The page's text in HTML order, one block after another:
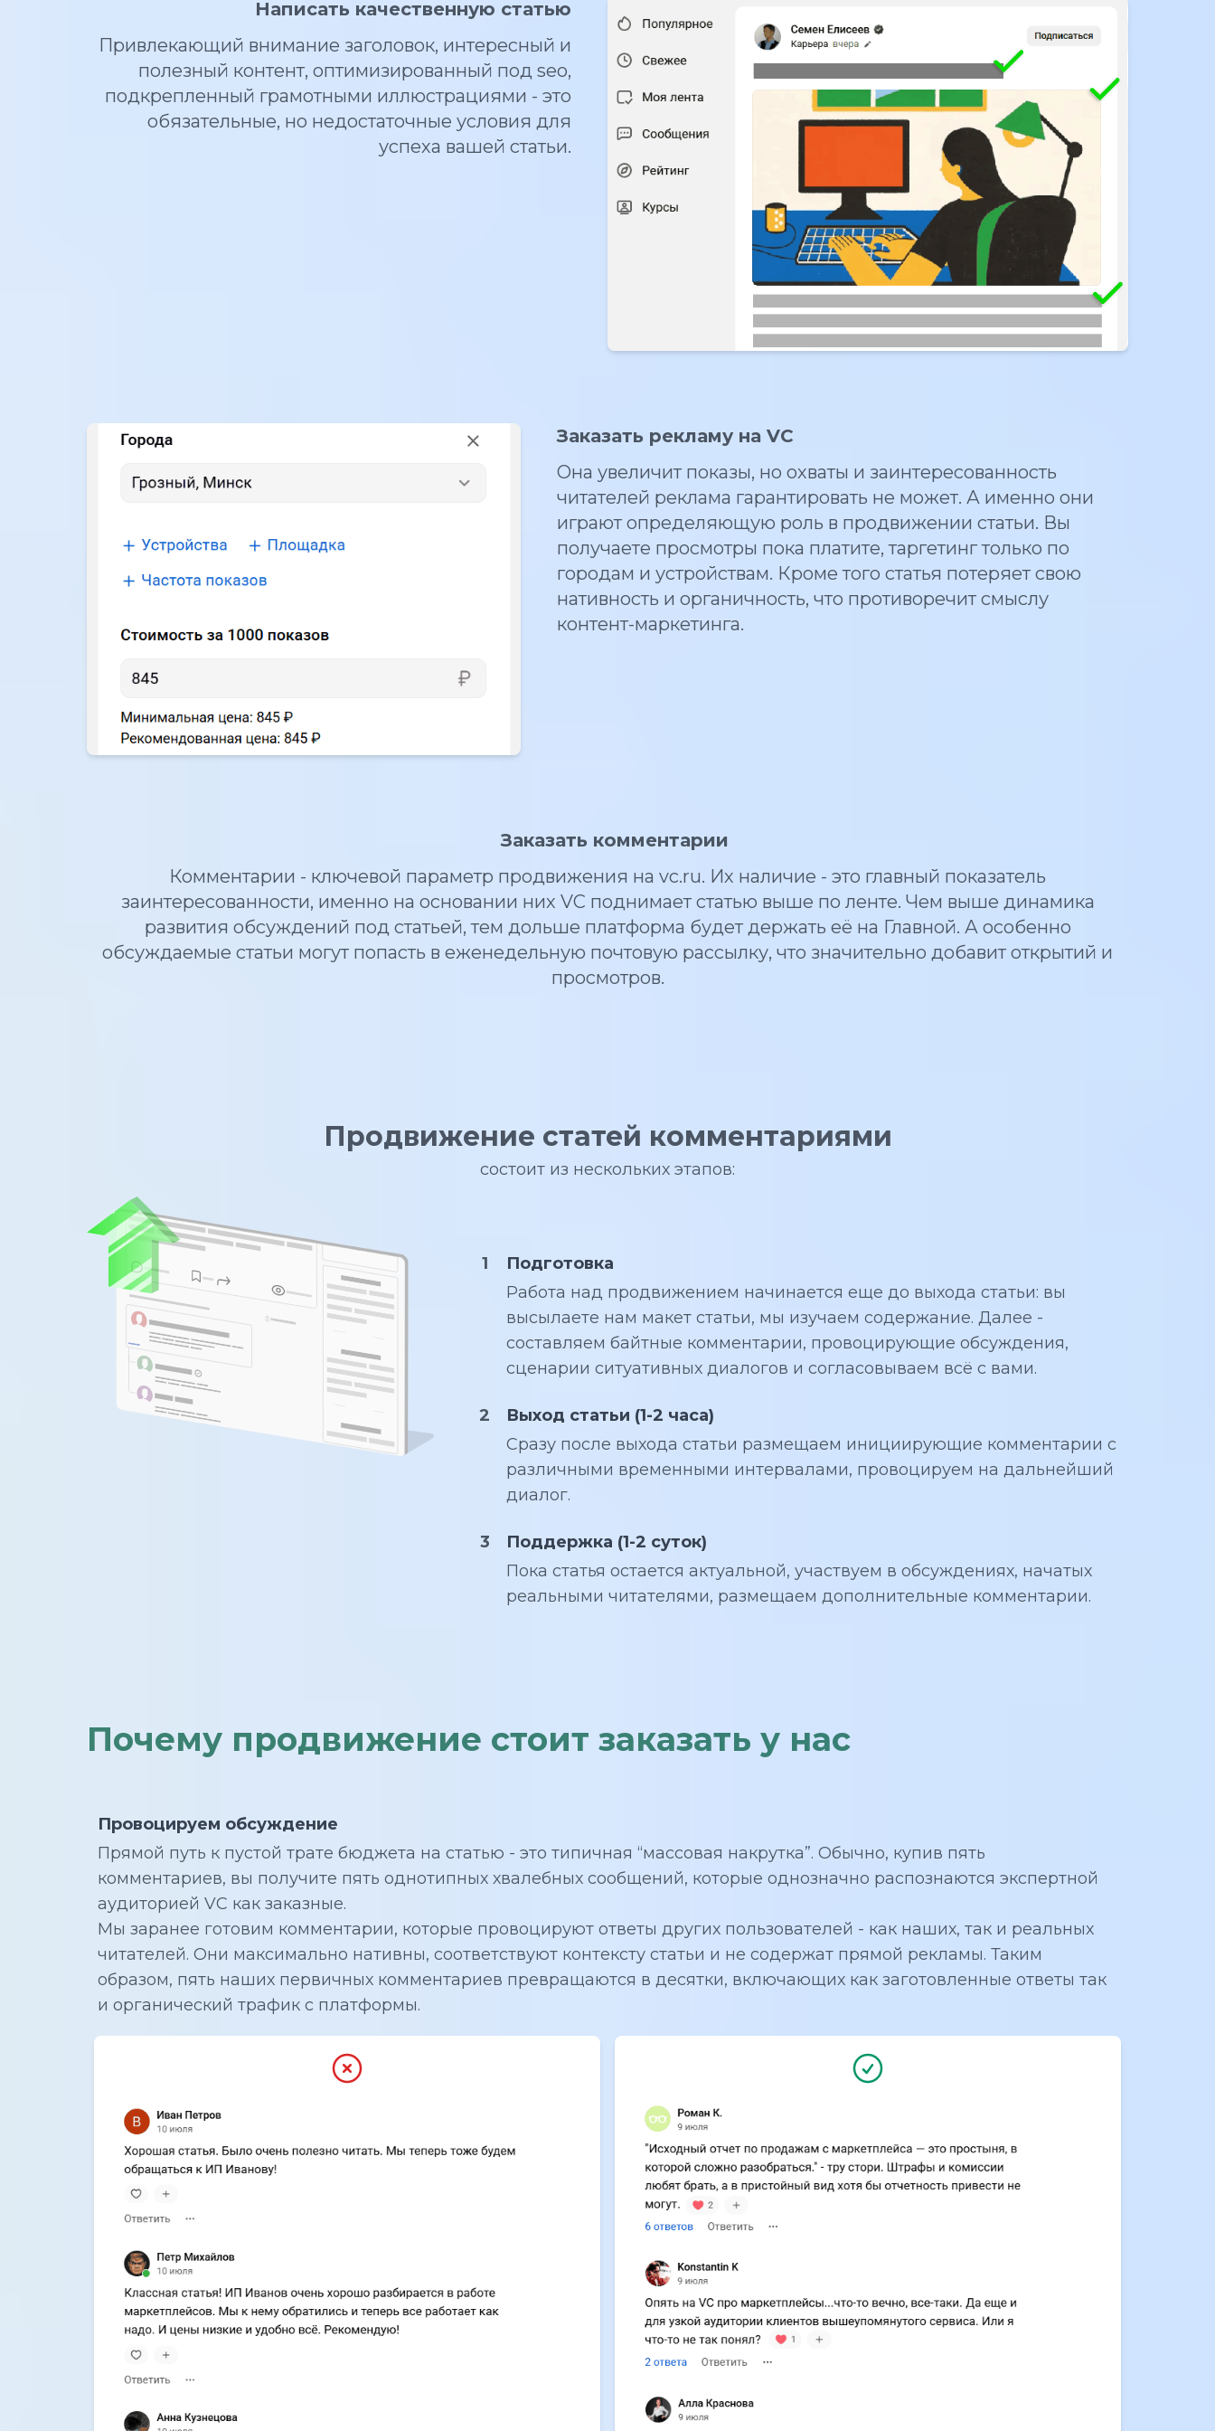
Написать качественную статью
Привлекающий внимание заголовок, интересный и
полезный контент, оптимизированный под seo,
подкрепленный грамотными иллюстрациями - это
обязательные, но недостаточные условия для
успеха вашей статьи.
Заказать рекламу на VC
Она увеличит показы, но охваты и заинтересованность
читателей реклама гарантировать не может. А именно они
играют определяющую роль в продвижении статьи. Вы
получаете просмотры пока платите, таргетинг только по
городам и устройствам. Кроме того статья потеряет свою
нативность и органичность, что противоречит смыслу
контент-маркетинга.
Заказать комментарии
Комментарии - ключевой параметр продвижения на vc.ru. Их наличие - это главный показатель
заинтересованности, именно на основании них VC поднимает статью выше по ленте. Чем выше динамика
развития обсуждений под статьей, тем дольше платформа будет держать её на Главной. А особенно
обсуждаемые статьи могут попасть в еженедельную почтовую рассылку, что значительно добавит открытий и
просмотров.
Продвижение статей комментариями
состоит из нескольких этапов:
Подготовка
Работа над продвижением начинается еще до выхода статьи: вы
высылаете нам макет статьи, мы изучаем содержание. Далее -
составляем байтные комментарии, провоцирующие обсуждения,
сценарии ситуативных диалогов и согласовываем всё с вами.
Выход статьи (1-2 часа)
Сразу после выхода статьи размещаем инициирующие комментарии с
различными временными интервалами, провоцируем на дальнейший
диалог.
Поддержка (1-2 суток)
Пока статья остается актуальной, участвуем в обсуждениях, начатых
реальными читателями, размещаем дополнительные комментарии.
Почему продвижение стоит заказать у нас
Провоцируем обсуждение
Прямой путь к пустой трате бюджета на статью - это типичная “массовая накрутка”. Обычно, купив пять
комментариев, вы получите пять однотипных хвалебных сообщений, которые однозначно распознаются экспертной
аудиторией VC как заказные.
Мы заранее готовим комментарии, которые провоцируют ответы других пользователей - как наших, так и реальных
читателей. Они максимально нативны, соответствуют контексту статьи и не содержат прямой рекламы. Таким
образом, пять наших первичных комментариев превращаются в десятки, включающих как заготовленные ответы так
и органический трафик с платформы.